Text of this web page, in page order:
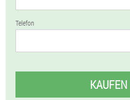
Telefon
KAUFEN